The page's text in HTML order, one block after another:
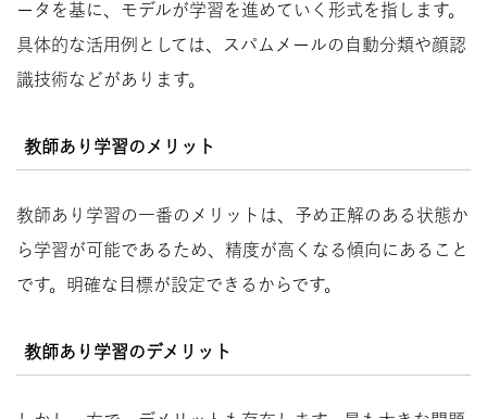
ータを基に、モデルが学習を進めていく形式を指します。
具体的な活用例としては、スパムメールの自動分類や顔認
識技術などがあります。
教師あり学習のメリット
教師あり学習の一番のメリットは、予め正解のある状態か
ら学習が可能であるため、精度が高くなる傾向にあること
です。明確な目標が設定できるからです。
教師あり学習のデメリット